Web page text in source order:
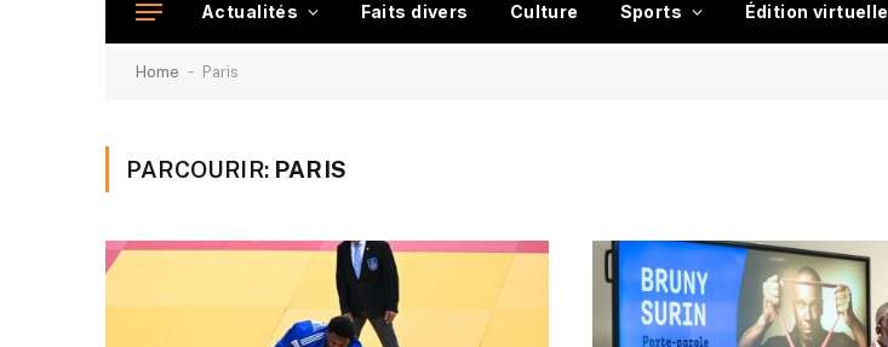
Actualités Faits divers Culture Sports Édition virtuelle
Home - Paris
PARCOURIR: PARIS